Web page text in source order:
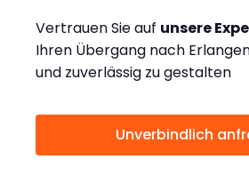
Vertrauen Sie auf unsere
Ihren Übergang nach
und zuverlässig zu gestalten
Unverbindlich